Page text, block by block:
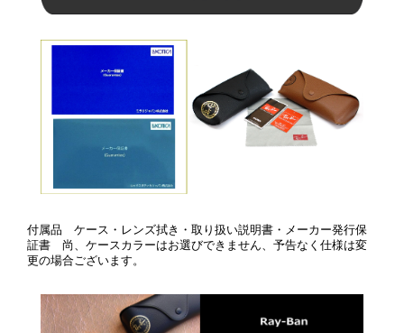
付属品 ケース・レンズ拭き・取り扱い説明書・メーカー発行保
証書 尚、ケースカラーはお選びできません、予告なく仕様は変
更の場合ございます。